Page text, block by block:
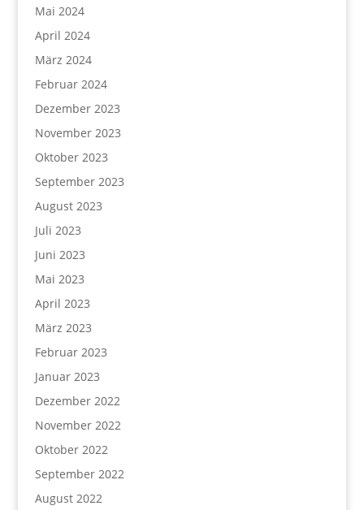
Mai 2024
April 2024
März 2024
Februar 2024
Dezember 2023
November 2023
Oktober 2023
September 2023
August 2023
Juli 2023
Juni 2023
Mai 2023
April 2023
März 2023
Februar 2023
Januar 2023
Dezember 2022
November 2022
Oktober 2022
September 2022
August 2022